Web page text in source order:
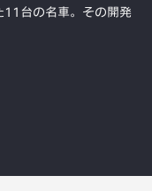
台の名車。その開発